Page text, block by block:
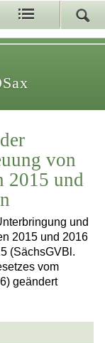
von
2015 und
und
2015 und 2016
(SächsGVBl.
vom
geändert